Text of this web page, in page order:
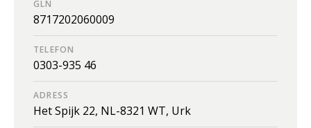
GLN
8717202060009
TELEFON
0303-935 46
ADRESS
Het Spijk 22, NL-8321 WT, Urk